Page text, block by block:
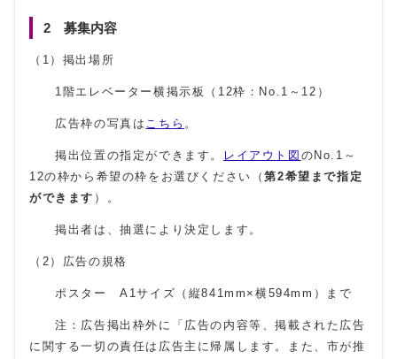
2 募集内容
（1）掲出場所
1階エレベーター横掲示板（12枠：No.1～12）
広告枠の写真は こちら 。
掲出位置の指定ができます。 レイアウト図 のNo.1～
12の枠から希望の枠をお選びください（第2希望まで指定
ができます ）。
掲出者は、抽選により決定します。
（2）広告の規格
ポスター A1サイズ（縦841mm×横594mm）まで
注：広告掲出枠外に「広告の内容等、掲載された広告
に関する一切の責任は広告主に帰属します。また、市が推